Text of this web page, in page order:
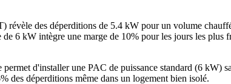
des déperditions de 5.4 kW pour un volume
6 kW intègre une marge de 10% pour les jours les
d'installer une PAC de puissance standard (6 kW)
des déperditions même dans un logement bien isolé.